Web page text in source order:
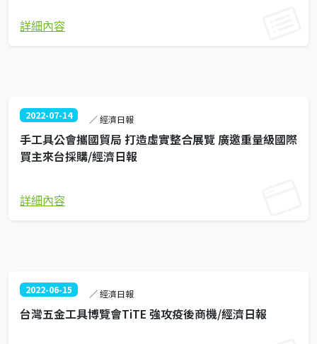
詳細內容
2022-07-14 ／ 經濟日報
手工具公會攜國貿局 打造虛實整合展覽 廣邀重量級國際
買主來台採購/經濟日報
詳細內容
2022-06-15 ／ 經濟日報
台灣五金工具博覽會TiTE 強攻疫後商機/經濟日報